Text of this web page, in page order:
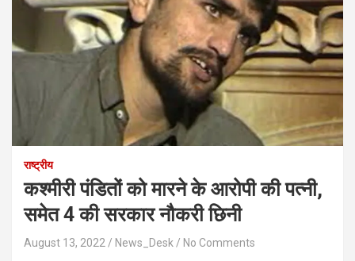
राष्ट्रीय
कश्मीरी पंडितों को मारने के आरोपी की पत्नी,
समेत 4 की सरकार नौकरी छिनी
August 13, 2022 News_Desk No Comments